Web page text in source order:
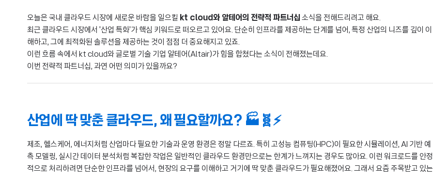
오늘은 국내 클라우드 시장에 새로운 바람을 일으킬 kt cloud와 알테어의 전략적 파트너십 소식을 전해드리려고 해요.
최근 클라우드 시장에서 '산업 특화'가 핵심 키워드로 떠오르고 있어요. 단순히 인프라를 제공하는 단계를 넘어, 특정 산업의 니즈를 깊이 이
해하고, 그에 최적화된 솔루션을 제공하는 것이 점점 더 중요해지고 있죠.
이런 흐름 속에서 kt cloud와 글로벌 기술 기업 알테어(Altair)가 힘을 합쳤다는 소식이 전해졌는데요.
이번 전략적 파트너십, 과연 어떤 의미가 있을까요?
산업에 딱 맞춘 클라우드, 왜 필요할까요? 🏭🧬⚡
제조, 헬스케어, 에너지처럼 산업마다 필요한 기술과 운영 환경은 정말 다르죠. 특히 고성능 컴퓨팅(HPC)이 필요한 시뮬레이션, AI 기반 예
측 모델링, 실시간 데이터 분석처럼 복잡한 작업은 일반적인 클라우드 환경만으로는 한계가 느껴지는 경우도 많아요. 이런 워크로드를 안정
적으로 처리하려면 단순한 인프라를 넘어서, 현장의 요구를 이해하고 거기에 딱 맞춘 클라우드가 필요해졌어요. 그래서 요즘 주목받고 있는